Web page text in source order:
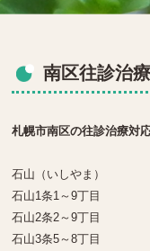
南区往診治
札幌市南区の往診治療対
石山（いしやま）
石山1条1～9丁目
石山2条2～9丁目
石山3条5～8丁目